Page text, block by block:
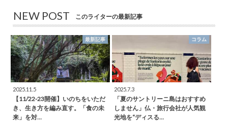
NEW POST このライターの最新記事
最新記事
2025.11.5
【11/22-23開催】いのちをいただ
き、生き方を編み直す。「食の未
来」を対…
コラム
2025.7.3
「夏のサントリーニ島はおすすめ
しません」仏・旅行会社が人気観
光地を“ディスる…